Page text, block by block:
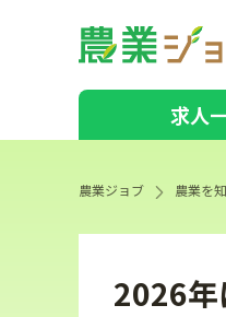
求人
農業ジョブ 農業を
2026年